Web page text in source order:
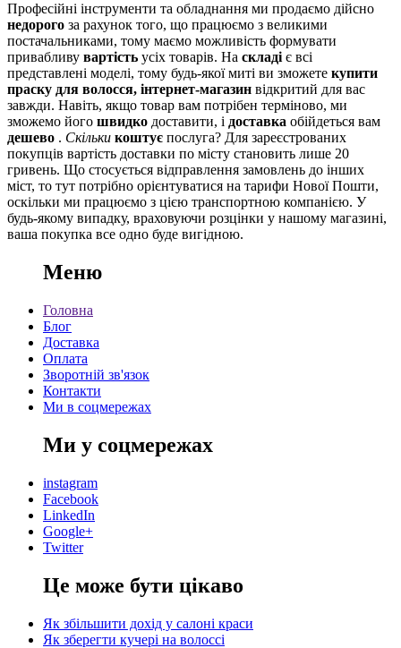
Професійні інструменти та обладнання ми продаємо дійсно
недорого за рахунок того, що працюємо з великими
постачальниками, тому маємо можливість формувати
привабливу вартість усіх товарів. На складі є всі
представлені моделі, тому будь-якої миті ви зможете купити
праску для волосся, інтернет-магазин відкритий для вас
завжди. Навіть, якщо товар вам потрібен терміново, ми
зможемо його швидко доставити, і доставка обійдеться вам
дешево . Скільки коштує послуга? Для зареєстрованих
покупців вартість доставки по місту становить лише 20
гривень. Що стосується відправлення замовлень до інших
міст, то тут потрібно орієнтуватися на тарифи Нової Пошти,
оскільки ми працюємо з цією транспортною компанією. У
будь-якому випадку, враховуючи розцінки у нашому магазині,
ваша покупка все одно буде вигідною.
Меню
Головна
Блог
Доставка
Оплата
Зворотній зв'язок
Контакти
Ми в соцмережах
Ми у соцмережах
instagram
Facebook
LinkedIn
Google+
Twitter
Це може бути цікаво
Як збільшити дохід у салоні краси
Як зберегти кучері на волоссі